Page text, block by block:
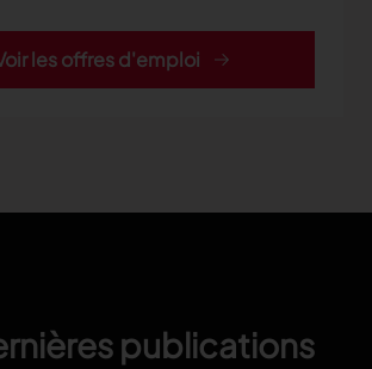
les offres d'emploi
publications